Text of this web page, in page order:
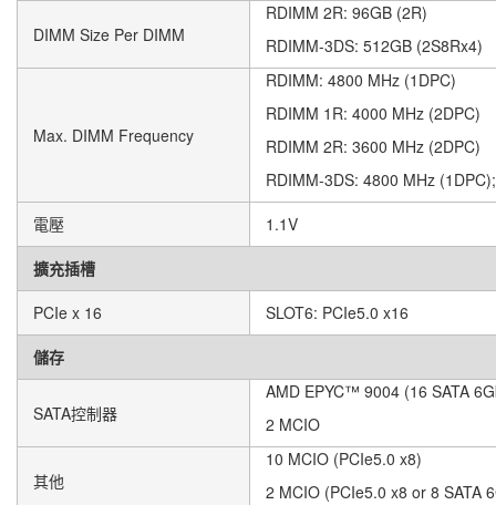
DIMM Size Per DIMM
RDIMM 2R: 96GB (2R)
RDIMM-3DS: 512GB (2S8Rx4)
Max. DIMM Frequency
RDIMM: 4800 MHz (1DPC)
RDIMM 1R: 4000 MHz (2DPC)
RDIMM 2R: 3600 MHz (2DPC)
RDIMM-3DS: 4800 MHz
電壓
1.1V
擴充插槽
PCIe x 16
SLOT6: PCIe5.0 x16
儲存
SATA控制器
AMD EPYC™ 9004 (16 SATA
2 MCIO
其他
10 MCIO (PCIe5.0 x8)
2 MCIO (PCIe5.0 x8 or 8 SATA